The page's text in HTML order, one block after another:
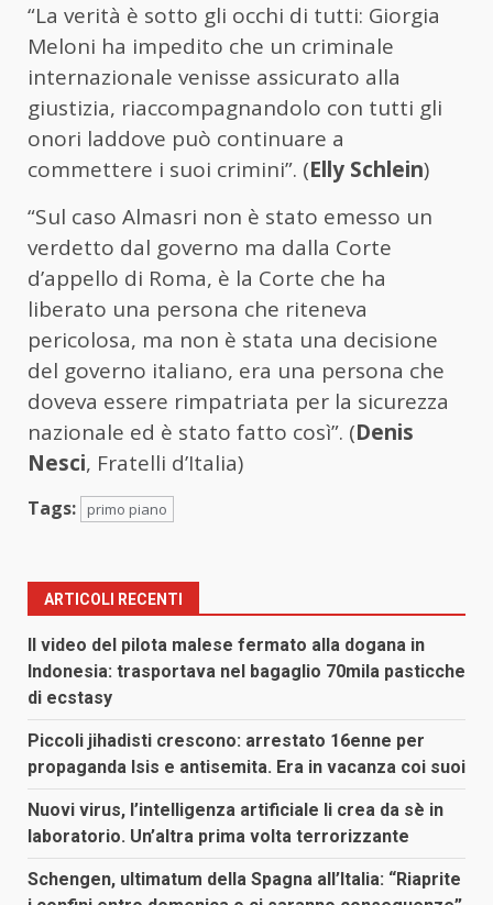
“La verità è sotto gli occhi di tutti: Giorgia
Meloni ha impedito che un criminale
internazionale venisse assicurato alla
giustizia, riaccompagnandolo con tutti gli
onori laddove può continuare a
commettere i suoi crimini”. (Elly Schlein)
“Sul caso Almasri non è stato emesso un
verdetto dal governo ma dalla Corte
d’appello di Roma, è la Corte che ha
liberato una persona che riteneva
pericolosa, ma non è stata una decisione
del governo italiano, era una persona che
doveva essere rimpatriata per la sicurezza
nazionale ed è stato fatto così”. (Denis
Nesci, Fratelli d’Italia)
Tags: primo piano
ARTICOLI RECENTI
Il video del pilota malese fermato alla dogana in
Indonesia: trasportava nel bagaglio 70mila pasticche
di ecstasy
Piccoli jihadisti crescono: arrestato 16enne per
propaganda Isis e antisemita. Era in vacanza coi suoi
Nuovi virus, l’intelligenza artificiale li crea da sè in
laboratorio. Un’altra prima volta terrorizzante
Schengen, ultimatum della Spagna all’Italia: “Riaprite